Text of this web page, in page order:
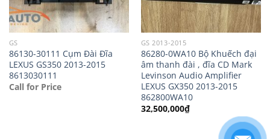
GS
86130-30111 Cụm Đài Đĩa
LEXUS GS350 2013-2015
8613030111
Call for Price
GS 2013-2015
86280-0WA10 Bộ Khuếch đại
âm thanh đài , đĩa CD Mark
Levinson Audio Amplifier
LEXUS GX350 2013-2015
862800WA10
32,500,000₫